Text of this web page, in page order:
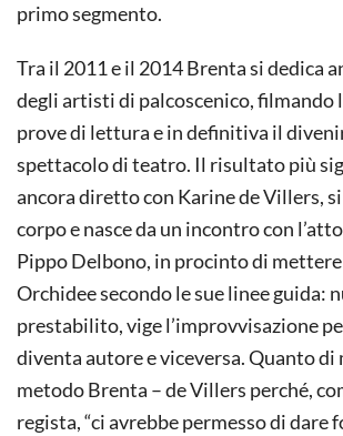
primo segmento.
Tra il 2011 e il 2014 Brenta si dedica
degli artisti di palcoscenico, filmando
prove di lettura e in definitiva il
spettacolo di teatro. Il risultato più
ancora diretto con Karine de Villers,
corpo e nasce da un incontro con
Pippo Delbono, in procinto di mettere
Orchidee secondo le sue linee guida:
prestabilito, vige l’improvvisazione
diventa autore e viceversa. Quanto di
metodo Brenta – de Villers perché,
regista, “ci avrebbe permesso di dare